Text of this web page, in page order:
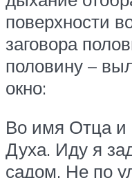
поверхности
заговора
половину –
окно:
Во имя Отца и
Духа. Иду я
садом, Не по